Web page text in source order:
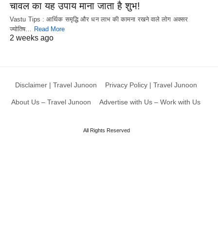
चावल का यह उपाय माना जाता है शुभ!
Vastu Tips : आर्थिक समृद्धि और धन लाभ की कामना रखने वाले लोग अक्सर
ज्योतिष… Read More
2 weeks ago
Disclaimer | Travel Junoon Privacy Policy | Travel Junoon
About Us – Travel Junoon Advertise with Us – Work with Us
All Rights Reserved